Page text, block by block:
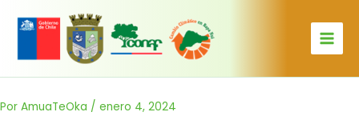
Por AmuaTeOka / enero 4, 2024